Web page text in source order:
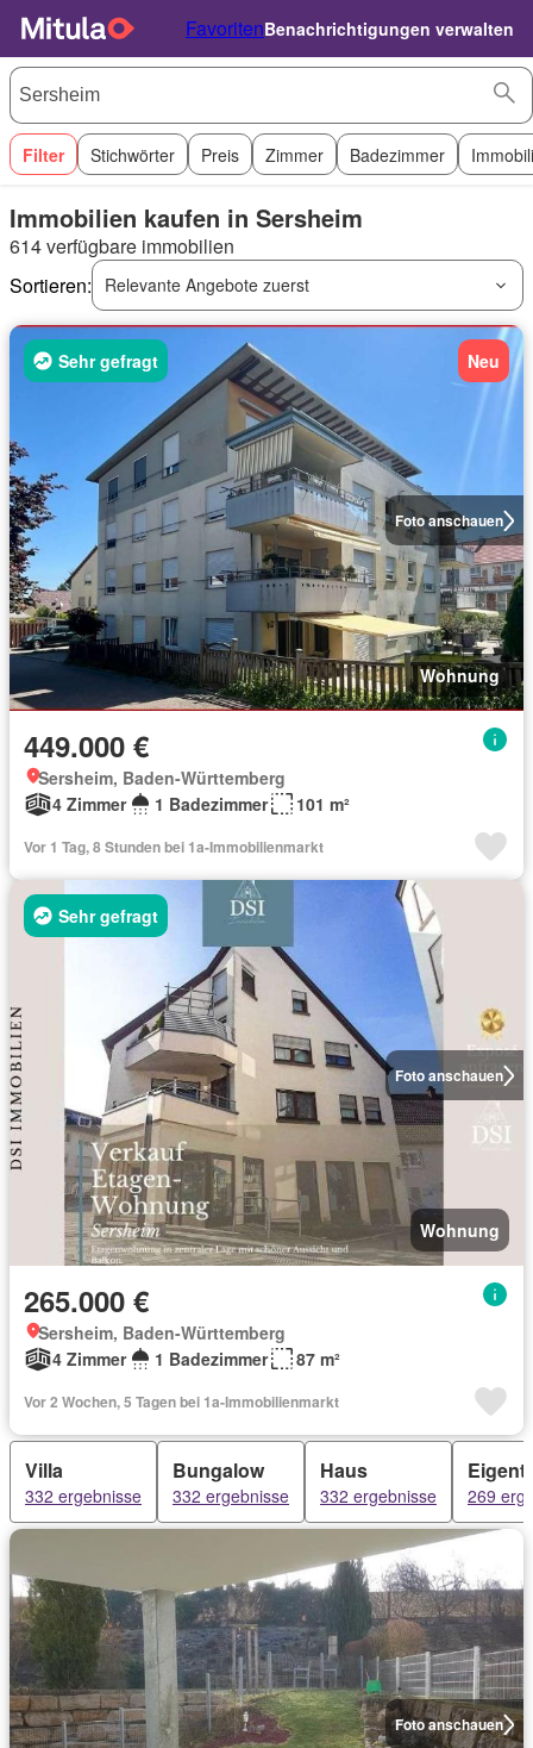
FavoritenBenachrichtigungen verwalten
Filter Stichwörter Preis Zimmer Badezimmer
Immobilien kaufen in Sersheim
614 verfügbare immobilien
Sortieren:
Relevante Angebote zuerst
Foto anschauen
Sehr gefragt Neu
Wohnung
449.000 €
Sersheim, Baden-Württemberg
4 Zimmer
1 Badezimmer 101 m²
Vor 1 Tag, 8 Stunden bei 1a-Immobilienmarkt
Foto anschauen
Sehr gefragt
Wohnung
265.000 €
Sersheim, Baden-Württemberg
4 Zimmer
1 Badezimmer 87 m²
Vor 2 Wochen, 5 Tagen bei 1a-Immobilienmarkt
Villa
332 ergebnisse
Bungalow
332 ergebnisse
Haus
332 ergebnisse 269
Foto anschauen